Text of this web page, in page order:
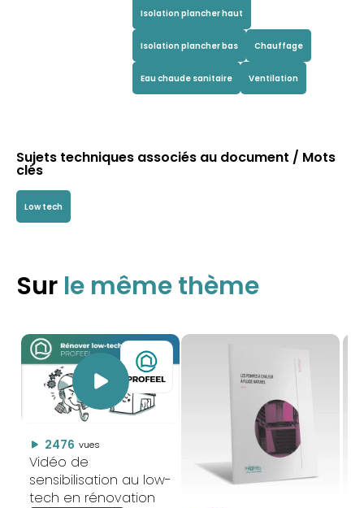
Isolation plancher haut
Isolation plancher bas Chauffage
Eau chaude sanitaire Ventilation
Sujets techniques associés au document / Mots
clés
Low tech
Sur le même thème
2476 vues
Vidéo de
sensibilisation au low-
tech en rénovation